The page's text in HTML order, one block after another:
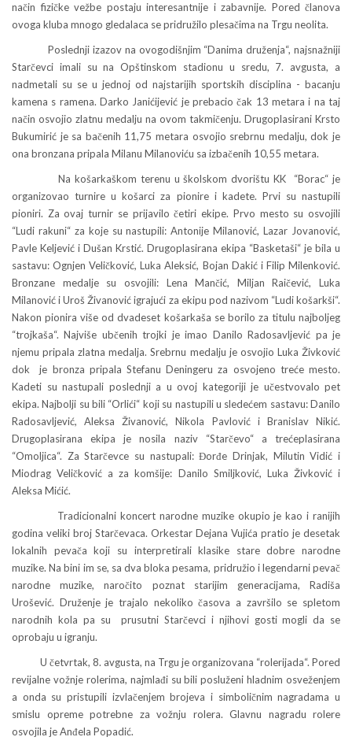
način fizičke vežbe postaju interesantnije i zabavnije. Pored članova
ovoga kluba mnogo gledalaca se pridružilo plesačima na Trgu neolita.
Poslednji izazov na ovogodišnjim “Danima druženja“, najsnažniji
Starčevci imali su na Opštinskom stadionu u sredu, 7. avgusta, a
nadmetali su se u jednoj od najstarijih sportskih disciplina - bacanju
kamena s ramena. Darko Janićijević je prebacio čak 13 metara i na taj
način osvojio zlatnu medalju na ovom takmičenju. Drugoplasirani Krsto
Bukumirić je sa bačenih 11,75 metara osvojio srebrnu medalju, dok je
ona bronzana pripala Milanu Milanoviću sa izbačenih 10,55 metara.
Na košarkaškom terenu u školskom dvorištu KK “Borac“ je
organizovao turnire u košarci za pionire i kadete. Prvi su nastupili
pioniri. Za ovaj turnir se prijavilo četiri ekipe. Prvo mesto su osvojili
“Ludi rakuni“ za koje su nastupili: Antonije Milanović, Lazar Jovanović,
Pavle Keljević i Dušan Krstić. Drugoplasirana ekipa “Basketaši“ je bila u
sastavu: Ognjen Veličković, Luka Aleksić, Bojan Dakić i Filip Milenković.
Bronzane medalje su osvojili: Lena Mančić, Miljan Raičević, Luka
Milanović i Uroš Živanović igrajući za ekipu pod nazivom “Ludi košarkši“.
Nakon pionira više od dvadeset košarkaša se borilo za titulu najboljeg
“trojkaša“. Najviše ubčenih trojki je imao Danilo Radosavljević pa je
njemu pripala zlatna medalja. Srebrnu medalju je osvojio Luka Živković
dok je bronza pripala Stefanu Deningeru za osvojeno treće mesto.
Kadeti su nastupali poslednji a u ovoj kategoriji je učestvovalo pet
ekipa. Najbolji su bili “Orlići“ koji su nastupili u sledećem sastavu: Danilo
Radosavljević, Aleksa Živanović, Nikola Pavlović i Branislav Nikić.
Drugoplasirana ekipa je nosila naziv “Starčevo“ a trećeplasirana
“Omoljica“. Za Starčevce su nastupali: Đorđe Drinjak, Milutin Vidić i
Miodrag Veličković a za komšije: Danilo Smiljković, Luka Živković i
Aleksa Mićić.
Tradicionalni koncert narodne muzike okupio je kao i ranijih
godina veliki broj Starčevaca. Orkestar Dejana Vujića pratio je desetak
lokalnih pevača koji su interpretirali klasike stare dobre narodne
muzike. Na bini im se, sa dva bloka pesama, pridružio i legendarni pevač
narodne muzike, naročito poznat starijim generacijama, Radiša
Urošević. Druženje je trajalo nekoliko časova a završilo se spletom
narodnih kola pa su prusutni Starčevci i njihovi gosti mogli da se
oprobaju u igranju.
U četvrtak, 8. avgusta, na Trgu je organizovana “rolerijada“. Pored
revijalne vožnje rolerima, najmlađi su bili posluženi hladnim osveženjem
a onda su pristupili izvlačenjem brojeva i simboličnim nagradama u
smislu opreme potrebne za vožnju rolera. Glavnu nagradu rolere
osvojila je Anđela Popadić.